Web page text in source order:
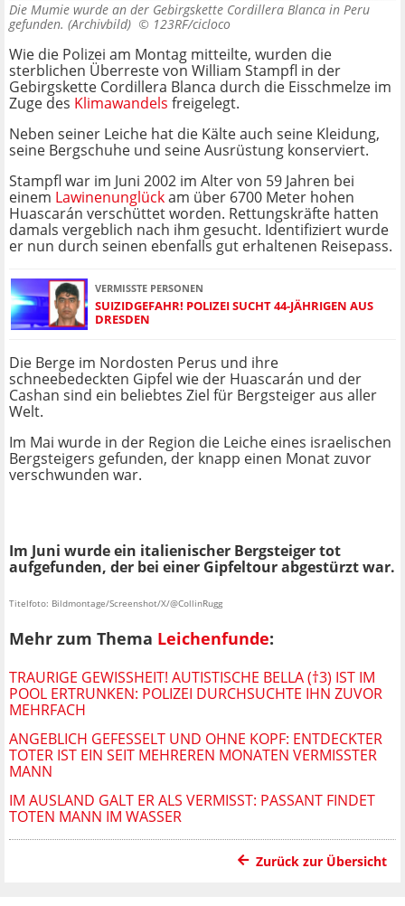
Die Mumie wurde an der Gebirgskette Cordillera Blanca in Peru
gefunden. (Archivbild) © 123RF/cicloco
Wie die Polizei am Montag mitteilte, wurden die
sterblichen Überreste von William Stampfl in der
Gebirgskette Cordillera Blanca durch die Eisschmelze im
Zuge des Klimawandels freigelegt.
Neben seiner Leiche hat die Kälte auch seine Kleidung,
seine Bergschuhe und seine Ausrüstung konserviert.
Stampfl war im Juni 2002 im Alter von 59 Jahren bei
einem Lawinenunglückam über 6700 Meter hohen
Huascarán verschüttet worden. Rettungskräfte hatten
damals vergeblich nach ihm gesucht. Identifiziert wurde
er nun durch seinen ebenfalls gut erhaltenen Reisepass.
VERMISSTE PERSONEN
SUIZIDGEFAHR! POLIZEI SUCHT 44-JÄHRIGEN AUS
DRESDEN
Die Berge im Nordosten Perus und ihre
schneebedeckten Gipfel wie der Huascarán und der
Cashan sind ein beliebtes Ziel für Bergsteiger aus aller
Welt.
Im Mai wurde in der Region die Leiche eines israelischen
Bergsteigers gefunden, der knapp einen Monat zuvor
verschwunden war.
Im Juni wurde ein italienischer Bergsteiger tot
aufgefunden, der bei einer Gipfeltour abgestürzt war.
Titelfoto: Bildmontage/Screenshot/X/@CollinRugg
Mehr zum Thema Leichenfunde:
TRAURIGE GEWISSHEIT! AUTISTISCHE BELLA (†3) IST IM
POOL ERTRUNKEN: POLIZEI DURCHSUCHTE IHN ZUVOR
MEHRFACH
ANGEBLICH GEFESSELT UND OHNE KOPF: ENTDECKTER
TOTER IST EIN SEIT MEHREREN MONATEN VERMISSTER
MANN
IM AUSLAND GALT ER ALS VERMISST: PASSANT FINDET
TOTEN MANN IM WASSER
Zurück zur Übersicht